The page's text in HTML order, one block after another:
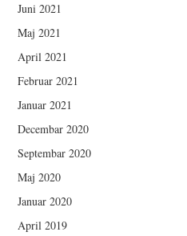
Juni 2021
Maj 2021
April 2021
Februar 2021
Januar 2021
Decembar 2020
Septembar 2020
Maj 2020
Januar 2020
April 2019